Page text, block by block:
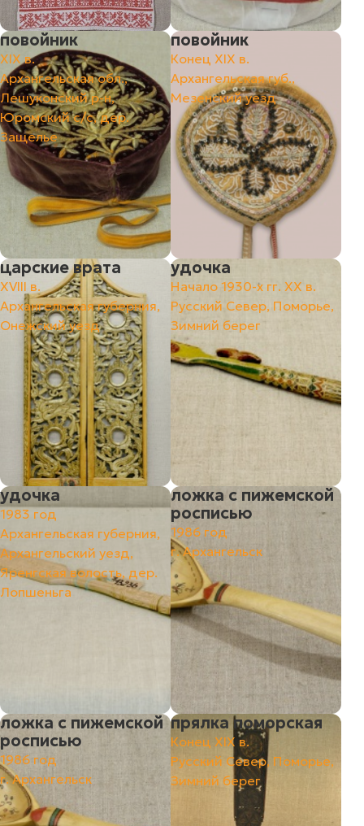
повойник
ХIХ в.
Архангельская обл.,
Лешуконский р-н,
Юромский с/с, дер.
Защелье
повойник
Конец ХIХ в.
Архангельская губ.,
Мезенский уезд
царские врата
ХVIII в.
Архангельская губерния,
Онежский уезд
удочка
Начало 1930-х гг. ХХ в.
Русский Север, Поморье,
Зимний берег
удочка
1983 год
Архангельская губерния,
Архангельский уезд,
Яренгская волость, дер.
Лопшеньга
ложка с пижемской
росписью
1986 год
г. Архангельск
ложка с пижемской
росписью
1986 год
г. Архангельск
прялка поморская
Конец ХIХ в.
Русский Север, Поморье,
Зимний берег